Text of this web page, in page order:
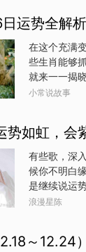
运势全解
在这个充满
些生肖能够
就来一一揭
涌而来！无
不断前行。
要注意劳逸
益足以让你
同夏日阳光
光。已有伴
小常说故事
势如虹，会
有些歌，深
候你不明白
是继续说运
座水瓶座的
责任的任务
浪漫星陈
～12.24